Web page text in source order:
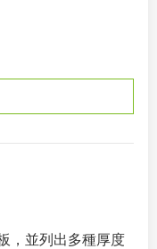
，並列出多種厚度